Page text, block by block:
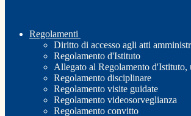
Regolamenti
Diritto di accesso agli atti
Regolamento d'Istituto
Allegato al Regolamento
Regolamento disciplinare
Regolamento visite guidate
Regolamento videosorveglianza
Regolamento convitto